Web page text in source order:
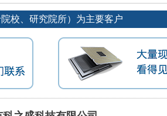
校、研究院所）为主要客户